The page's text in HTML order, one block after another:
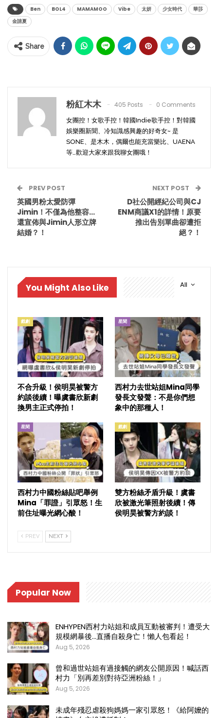
Ben BOL4 MAMAMOO Vibe 太妍 少女時代
華莎
金請夏
Share
粉紅木木 405 Posts 0 Comments
女團控！女歌手控！韓國Indie歌手控！對韓國
娛樂圈新聞、冷知識感興趣的好奇女~ 是
SONE、是木木，偶爾也能充當樂比、UAENA
等…歡迎大家來跟我聊女團哦！
PREV POST
英國男粉太愛防彈
Jimin！不僅為他整容…
還宣佈與Jimin人形立牌
結婚？！
NEXT POST
D社公開經紀公司與CJ
ENM商議X1的詳情！原要
推出告別單曲卻遭拒
絕？！
All
You Might Also Like
戲劇
不合升級！侯明昊被警方
約談後續！曝虞書欣新劇
換男主正式停拍！
星聞
西村力去世站姐Mina同學
發長文發聲：不是你們想
象中的那種人！
星聞
西村力中國粉絲貼吧舉例
Mina「罪證」引眾怒！生
前住址曝光網心酸！
戲劇
雙方粉絲矛盾升級！虞書
欣被激光筆照射後續！傳
侯明昊被警方約談！
PREV NEXT
Popular Now
ENHYPEN西村力站姐和成員互動被審判！遭受大
規模網暴後…直播自殺身亡！懶人包看起！
Aug 5, 2026
曾和過世站姐有過接觸的網友公開原因！喊話西
村力「別再差別對待亞洲粉絲！」
Aug 5, 2026
未成年殘忍虐殺狗媽媽一家引眾怒！《給阿嬤的